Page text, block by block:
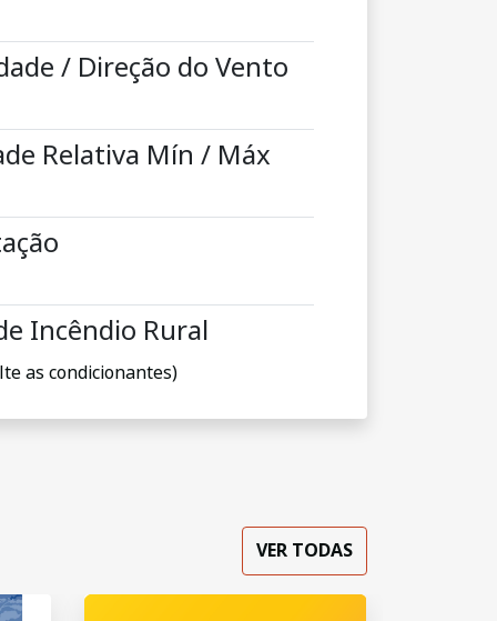
/ Direção do Vento
Relativa Mín / Máx
Incêndio Rural
as condicionantes)
VER TODAS